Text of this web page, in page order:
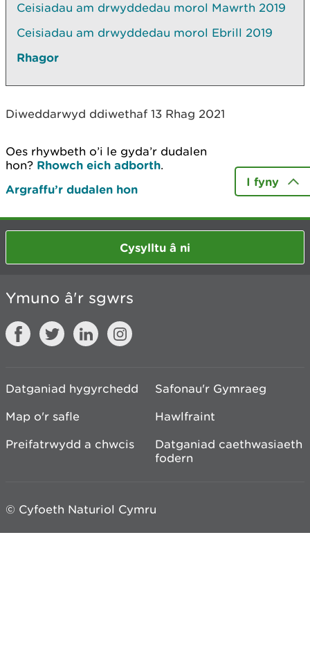
Ceisiadau am drwyddedau morol Mawrth 2019
Ceisiadau am drwyddedau morol Ebrill 2019
Rhagor
Diweddarwyd ddiwethaf 13 Rhag 2021
Oes rhywbeth o’i le gyda’r dudalen
hon? Rhowch eich adborth.
Argraffu’r dudalen hon
I fyny
Cysylltu â ni
Ymuno â'r sgwrs
Datganiad hygyrchedd
Safonau'r Gymraeg
Map o'r safle
Hawlfraint
Preifatrwydd a chwcis
Datganiad caethwasiaeth
fodern
© Cyfoeth Naturiol Cymru